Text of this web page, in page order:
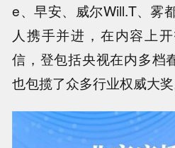
e、早安、威尔Will.T、雾
人携手并进，在内容上
信，登包括央视在内多档
也包揽了众多行业权威大奖